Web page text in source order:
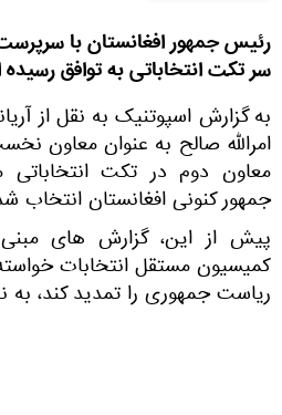
رئیس جمهور افغانستان با
سر تکت انتخاباتی به توافق
به گزارش اسپوتنیک به نقل از
امرالله صالح به عنوان معاون
معاون دوم در تکت
جمهور کنونی افغانستان انتخاب
پیش از این، گزارش های
کمیسیون مستقل انتخابات
ریاست جمهوری را تمدید کند، به